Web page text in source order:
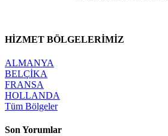
HİZMET BÖLGELERİMİZ
ALMANYA
BELÇİKA
FRANSA
HOLLANDA
Tüm Bölgeler
Son Yorumlar